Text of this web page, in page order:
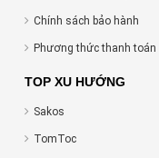
Chính sách bảo hành
Phương thức thanh toán
TOP XU HƯỚNG
Sakos
TomToc